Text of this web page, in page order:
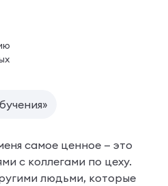
самое ценное — это
с коллегами по цеху.
людьми, которые